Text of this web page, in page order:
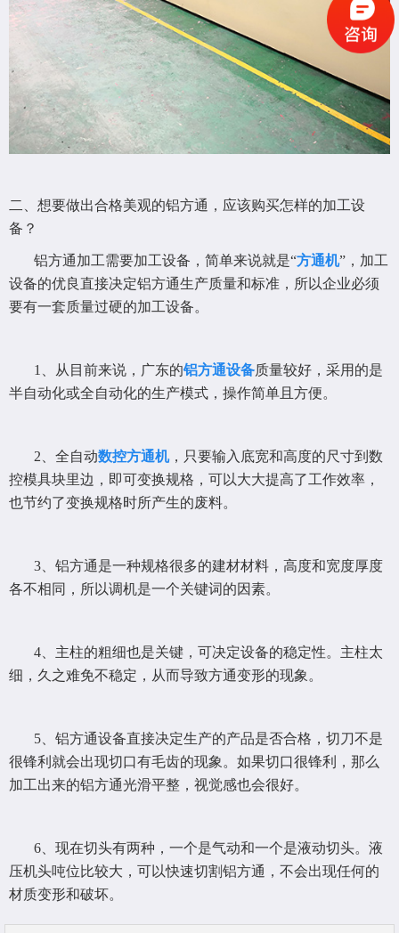
二、想要做出合格美观的铝方通，应该购买怎样的加工设
备？
铝方通加工需要加工设备，简单来说就是“方通机”，加工
设备的优良直接决定铝方通生产质量和标准，所以企业必须
要有一套质量过硬的加工设备。
1、从目前来说，广东的铝方通设备质量较好，采用的是
半自动化或全自动化的生产模式，操作简单且方便。
2、全自动数控方通机，只要输入底宽和高度的尺寸到数
控模具块里边，即可变换规格，可以大大提高了工作效率，
也节约了变换规格时所产生的废料。
3、铝方通是一种规格很多的建材材料，高度和宽度厚度
各不相同，所以调机是一个关键词的因素。
4、主柱的粗细也是关键，可决定设备的稳定性。主柱太
细，久之难免不稳定，从而导致方通变形的现象。
5、铝方通设备直接决定生产的产品是否合格，切刀不是
很锋利就会出现切口有毛齿的现象。如果切口很锋利，那么
加工出来的铝方通光滑平整，视觉感也会很好。
6、现在切头有两种，一个是气动和一个是液动切头。液
压机头吨位比较大，可以快速切割铝方通，不会出现任何的
材质变形和破坏。